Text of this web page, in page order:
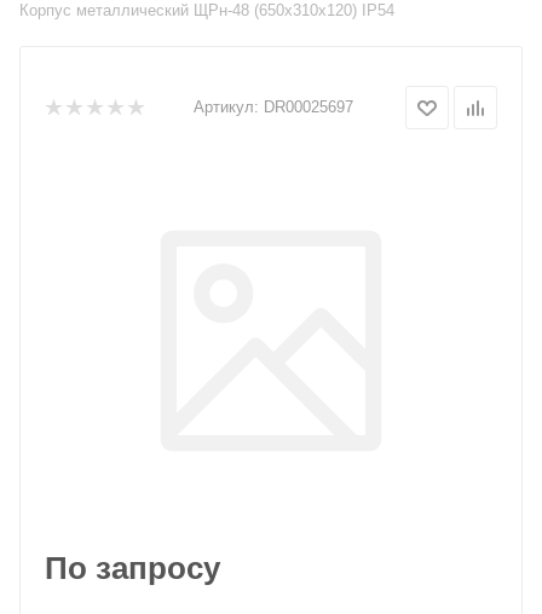
Корпус металлический ЩРн-48 (650х310х120) IP54
Артикул: DR00025697
По запросу